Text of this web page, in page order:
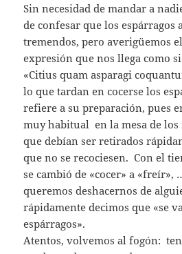
Sin necesidad de mandar a
de confesar que los espárragos
tremendos, pero averigüemos
expresión que nos llega como
«Citius quam asparagi
lo que tardan en cocerse los
refiere a su preparación, pues
muy habitual en la mesa de los
que debían ser retirados
que no se recociesen. Con el
se cambió de «cocer» a «freír»,
queremos deshacernos de
rápidamente decimos que «se
espárragos».
Atentos, volvemos al fogón: